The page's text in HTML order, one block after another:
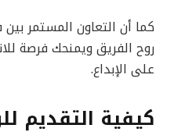
كما أن التعاون المستمر
روح الفريق ويمنحك فرصة
على الإبداع.
كيفية التقديم